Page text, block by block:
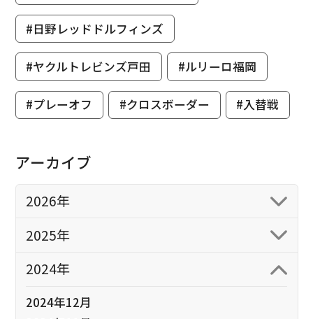
#日野レッドドルフィンズ
#ヤクルトレビンズ戸田 #ルリーロ福岡
#プレーオフ #クロスボーダー #入替戦
アーカイブ
2026年
2025年
2024年
2024年12月